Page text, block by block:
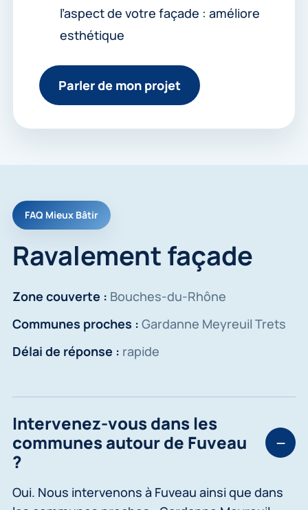
l’aspect de votre façade : améliore
esthétique
Parler de mon projet
FAQ Mieux Bâtir
Ravalement façade
Zone couverte : Bouches-du-Rhône
Communes proches : Gardanne Meyreuil Trets
Délai de réponse : rapide
Intervenez-vous dans les
communes autour de Fuveau
?
Oui. Nous intervenons à Fuveau ainsi que dans